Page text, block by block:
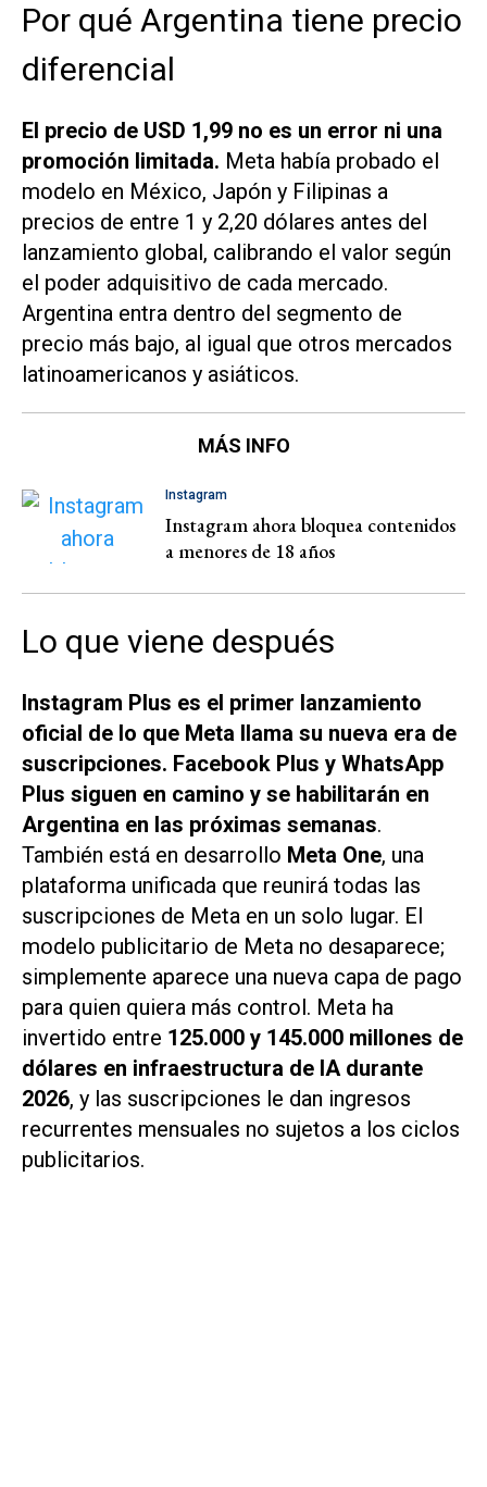
Por qué Argentina tiene precio
diferencial
El precio de USD 1,99 no es un error ni una
promoción limitada. Meta había probado el
modelo en México, Japón y Filipinas a
precios de entre 1 y 2,20 dólares antes del
lanzamiento global, calibrando el valor según
el poder adquisitivo de cada mercado.
Argentina entra dentro del segmento de
precio más bajo, al igual que otros mercados
latinoamericanos y asiáticos.
MÁS INFO
Instagram
Instagram ahora bloquea contenidos
a menores de 18 años
Lo que viene después
Instagram Plus es el primer lanzamiento
oficial de lo que Meta llama su nueva era de
suscripciones. Facebook Plus y WhatsApp
Plus siguen en camino y se habilitarán en
Argentina en las próximas semanas.
También está en desarrollo Meta One, una
plataforma unificada que reunirá todas las
suscripciones de Meta en un solo lugar. El
modelo publicitario de Meta no desaparece;
simplemente aparece una nueva capa de pago
para quien quiera más control. Meta ha
invertido entre 125.000 y 145.000 millones de
dólares en infraestructura de IA durante
2026, y las suscripciones le dan ingresos
recurrentes mensuales no sujetos a los ciclos
publicitarios.